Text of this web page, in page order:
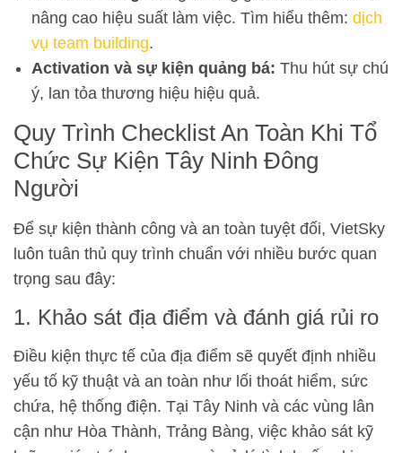
nâng cao hiệu suất làm việc. Tìm hiểu thêm: dịch
vụ team building.
Activation và sự kiện quảng bá: Thu hút sự chú
ý, lan tỏa thương hiệu hiệu quả.
Quy Trình Checklist An Toàn Khi Tổ
Chức Sự Kiện Tây Ninh Đông
Người
Để sự kiện thành công và an toàn tuyệt đối, VietSky
luôn tuân thủ quy trình chuẩn với nhiều bước quan
trọng sau đây:
1. Khảo sát địa điểm và đánh giá rủi ro
Điều kiện thực tế của địa điểm sẽ quyết định nhiều
yếu tố kỹ thuật và an toàn như lối thoát hiểm, sức
chứa, hệ thống điện. Tại Tây Ninh và các vùng lân
cận như Hòa Thành, Trảng Bàng, việc khảo sát kỹ